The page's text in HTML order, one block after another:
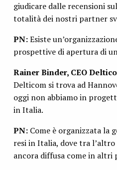
giudicare dalle recensioni
totalità dei nostri partner
PN:Esiste
prospettive di apertura di
Rainer Binder, CEO
Delticom si trova ad
oggi non abbiamo in
in Italia.
PN:Come è organizzata la
resi in Italia, dove tra
ancora diffusa come in altri